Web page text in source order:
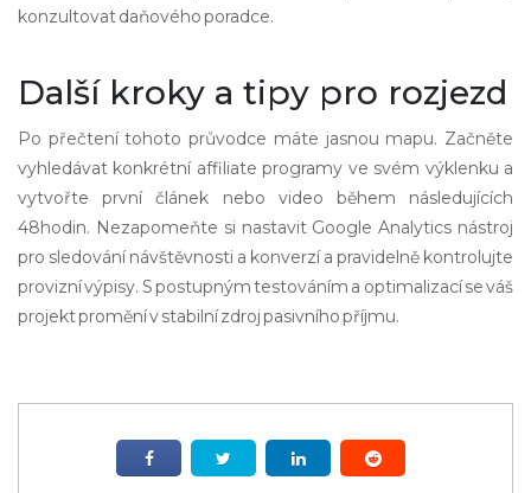
konzultovat daňového poradce.
Další kroky a tipy pro rozjezd
Po přečtení tohoto průvodce máte jasnou mapu. Začněte
vyhledávat konkrétní affiliate programy ve svém výklenku a
vytvořte první článek nebo video během následujících
48hodin. Nezapomeňte si nastavit Google Analytics nástroj
pro sledování návštěvnosti a konverzía pravidelně kontrolujte
provizní výpisy. S postupným testováním a optimalizací se váš
projekt promění v stabilní zdroj pasivního příjmu.